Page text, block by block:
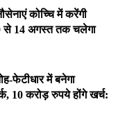
कोच्चि में करेंगी
से 14 अगस्त तक चलेगा
फेटीधार में बनेगा
10 करोड़ रुपये होंगे खर्च: